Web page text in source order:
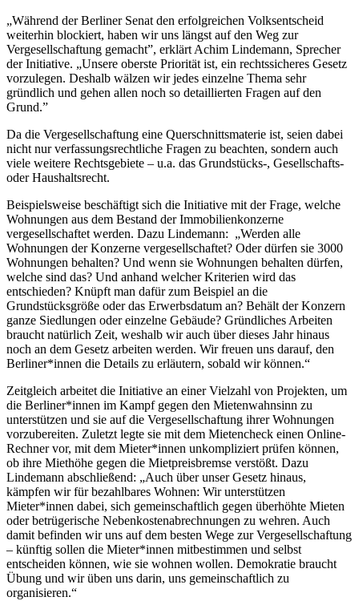
„Während der Berliner Senat den erfolgreichen Volksentscheid
weiterhin blockiert, haben wir uns längst auf den Weg zur
Vergesellschaftung gemacht”, erklärt Achim Lindemann, Sprecher
der Initiative. „Unsere oberste Priorität ist, ein rechtssicheres Gesetz
vorzulegen. Deshalb wälzen wir jedes einzelne Thema sehr
gründlich und gehen allen noch so detaillierten Fragen auf den
Grund.”
Da die Vergesellschaftung eine Querschnittsmaterie ist, seien dabei
nicht nur verfassungsrechtliche Fragen zu beachten, sondern auch
viele weitere Rechtsgebiete – u.a. das Grundstücks-, Gesellschafts-
oder Haushaltsrecht.
Beispielsweise beschäftigt sich die Initiative mit der Frage, welche
Wohnungen aus dem Bestand der Immobilienkonzerne
vergesellschaftet werden. Dazu Lindemann: „Werden alle
Wohnungen der Konzerne vergesellschaftet? Oder dürfen sie 3000
Wohnungen behalten? Und wenn sie Wohnungen behalten dürfen,
welche sind das? Und anhand welcher Kriterien wird das
entschieden? Knüpft man dafür zum Beispiel an die
Grundstücksgröße oder das Erwerbsdatum an? Behält der Konzern
ganze Siedlungen oder einzelne Gebäude? Gründliches Arbeiten
braucht natürlich Zeit, weshalb wir auch über dieses Jahr hinaus
noch an dem Gesetz arbeiten werden. Wir freuen uns darauf, den
Berliner*innen die Details zu erläutern, sobald wir können.“
Zeitgleich arbeitet die Initiative an einer Vielzahl von Projekten, um
die Berliner*innen im Kampf gegen den Mietenwahnsinn zu
unterstützen und sie auf die Vergesellschaftung ihrer Wohnungen
vorzubereiten. Zuletzt legte sie mit dem Mietencheck einen Online-
Rechner vor, mit dem Mieter*innen unkompliziert prüfen können,
ob ihre Miethöhe gegen die Mietpreisbremse verstößt. Dazu
Lindemann abschließend: „Auch über unser Gesetz hinaus,
kämpfen wir für bezahlbares Wohnen: Wir unterstützen
Mieter*innen dabei, sich gemeinschaftlich gegen überhöhte Mieten
oder betrügerische Nebenkostenabrechnungen zu wehren. Auch
damit befinden wir uns auf dem besten Wege zur Vergesellschaftung
– künftig sollen die Mieter*innen mitbestimmen und selbst
entscheiden können, wie sie wohnen wollen. Demokratie braucht
Übung und wir üben uns darin, uns gemeinschaftlich zu
organisieren.“